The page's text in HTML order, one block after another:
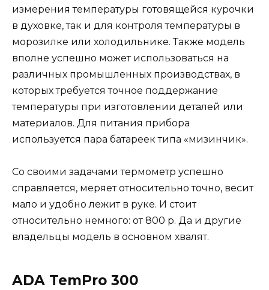
измерения температуры готовящейся курочки
в духовке, так и для контроля температуры в
морозилке или холодильнике. Также модель
вполне успешно может использоваться на
различных промышленных производствах, в
которых требуется точное поддержание
температуры при изготовлении деталей или
материалов. Для питания прибора
используется пара батареек типа «мизинчик».
Со своими задачами термометр успешно
справляется, меряет относительно точно, весит
мало и удобно лежит в руке. И стоит
относительно немного: от 800 р. Да и другие
владельцы модель в основном хвалят.
ADA TemPro 300